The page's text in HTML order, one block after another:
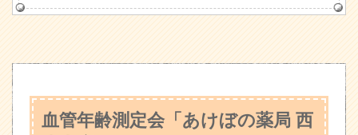
血管年齢測定会「あけぼの薬局 西